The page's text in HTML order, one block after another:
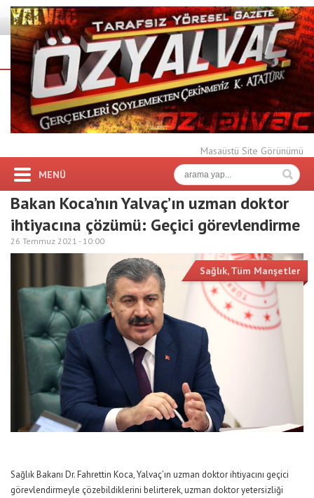
Masaüstü Site Görünümü
MENÜ
Bakan Koca’nın Yalvaç’ın uzman doktor
ihtiyacına çözümü: Geçici görevlendirme
26 Temmuz 2021 - 10:00
Sağlık,Tüm Manşetler
Sağlık Bakanı Dr. Fahrettin Koca, Yalvaç’ın uzman doktor ihtiyacını geçici
görevlendirmeyle çözebildiklerini belirterek, uzman doktor yetersizliği